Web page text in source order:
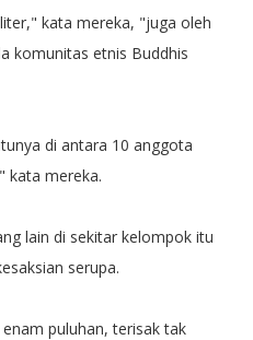
kata mereka, "juga oleh
komunitas etnis Buddhis
di antara 10 anggota
kata mereka.
lain di sekitar kelompok itu
serupa.
puluhan, terisak tak